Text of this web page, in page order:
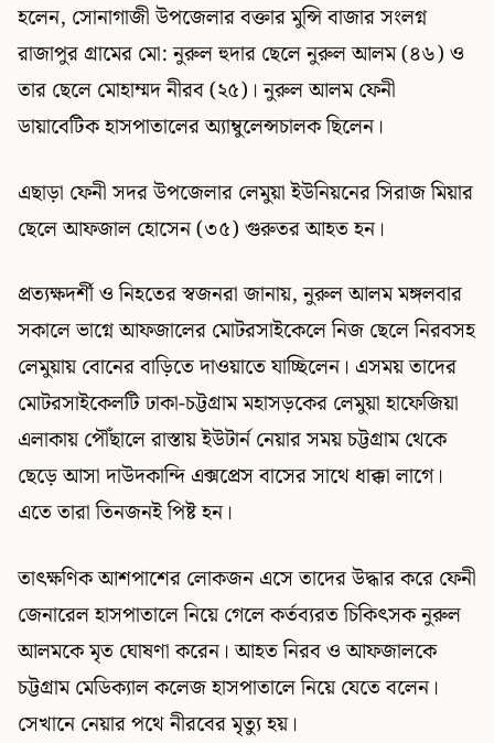
হলেন, সোনাগাজী উপজেলার বক্তার মুন্সি বাজার সংলগ্ন
রাজাপুর গ্রামের মো: নুরুল হুদার ছেলে নুরুল আলম (৪৬) ও
তার ছেলে মোহাম্মদ নীরব (২৫)। নুরুল আলম ফেনী
ডায়াবেটিক হাসপাতালের অ্যাম্বুলেন্সচালক ছিলেন।
এছাড়া ফেনী সদর উপজেলার লেমুয়া ইউনিয়নের সিরাজ মিয়ার
ছেলে আফজাল হোসেন (৩৫) গুরুতর আহত হন।
প্রত্যক্ষদর্শী ও নিহতের স্বজনরা জানায়, নুরুল আলম মঙ্গলবার
সকালে ভাগ্নে আফজালের মোটরসাইকেলে নিজ ছেলে নিরবসহ
লেমুয়ায় বোনের বাড়িতে দাওয়াতে যাচ্ছিলেন। এসময় তাদের
মোটরসাইকেলটি ঢাকা-চট্টগ্রাম মহাসড়কের লেমুয়া হাফেজিয়া
এলাকায় পৌঁছালে রাস্তায় ইউটার্ন নেয়ার সময় চট্টগ্রাম থেকে
ছেড়ে আসা দাউদকান্দি এক্সপ্রেস বাসের সাথে ধাক্কা লাগে।
এতে তারা তিনজনই পিষ্ট হন।
তাৎক্ষণিক আশপাশের লোকজন এসে তাদের উদ্ধার করে ফেনী
জেনারেল হাসপাতালে নিয়ে গেলে কর্তব্যরত চিকিৎসক নুরুল
আলমকে মৃত ঘোষণা করেন। আহত নিরব ও আফজালকে
চট্টগ্রাম মেডিক্যাল কলেজ হাসপাতালে নিয়ে যেতে বলেন।
সেখানে নেয়ার পথে নীরবের মৃত্যু হয়।